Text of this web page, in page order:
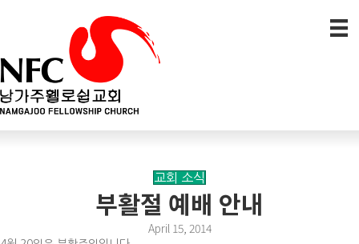
교회 소식
부활절 예배 안내
April 15, 2014